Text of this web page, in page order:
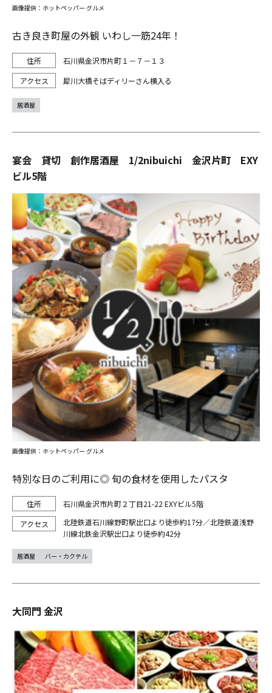
古き良き町屋の外観 いわし一筋24年！
石川県金沢市片町１－７－１３
犀川大橋そばディリーさん横入る
画像提供：ホットペッパー グルメ
居酒屋
宴会 貸切 創作居酒屋 1/2nibuichi 金沢片町 EXY
ビル5階
特別な日のご利用に◎ 旬の食材を使用したパスタ
石川県金沢市片町２丁目21-22 EXYビル5階
北陸鉄道石川線野町駅出口より徒歩約17分／北陸鉄道浅野
川線北鉄金沢駅出口より徒歩約42分
画像提供：ホットペッパー グルメ
居酒屋 バー・カクテル
大同門 金沢